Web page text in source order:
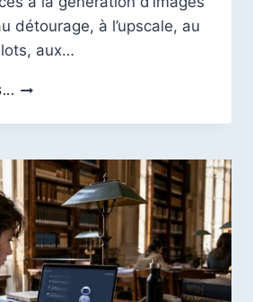
détourage, à l’upscale, au
aux…
PIXELCUT
2026
NOTRE
PRISE
EN
MAIN
DE
L’ÉDITEUR
PHOTO
ET